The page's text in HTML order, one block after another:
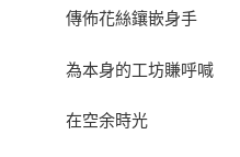
傳佈花絲鑲嵌身手
為本身的工坊賺呼喊
在空余時光